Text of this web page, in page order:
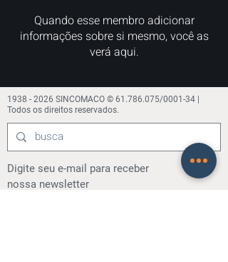
Quando esse membro adicionar
informações sobre si mesmo, você as
verá aqui.
1938 - 2026 SINCOMACO © 61.786.075/0001-34 |
Todos os direitos reservados.
Digite seu e-mail para receber
nossa newsletter